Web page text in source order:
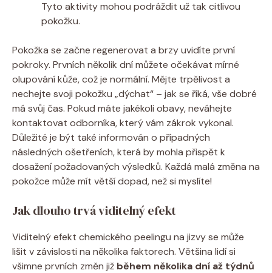
Tyto aktivity mohou podráždit už tak citlivou
pokožku.
Pokožka se začne regenerovat a brzy uvidíte první
pokroky. Prvních několik dní můžete očekávat mírné
olupování kůže, což je normální. Mějte trpělivost a
nechejte svoji pokožku „dýchat“ – jak se říká, vše dobré
má svůj čas. Pokud máte jakékoli obavy, neváhejte
kontaktovat odborníka, který vám zákrok vykonal.
Důležité je být také informován o případných
následných ošetřeních, která by mohla přispět k
dosažení požadovaných výsledků. Každá malá změna na
pokožce může mít větší dopad, než si myslíte!
Jak dlouho trvá viditelný efekt
Viditelný efekt chemického peelingu na jizvy se může
lišit v závislosti na několika faktorech. Většina lidí si
všimne prvních změn již během několika dní až týdnů